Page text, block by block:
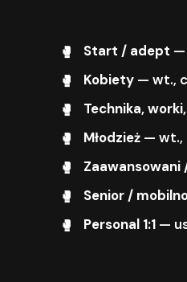
Start / adept —
Kobiety — wt.,
Technika,
Młodzież — wt.,
Senior /
Personal 1:1 —